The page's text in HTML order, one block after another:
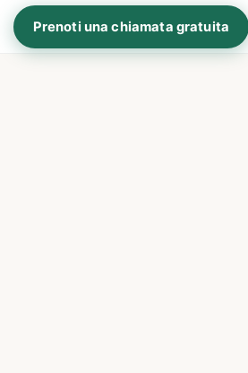
Prenoti una chiamata gratuita